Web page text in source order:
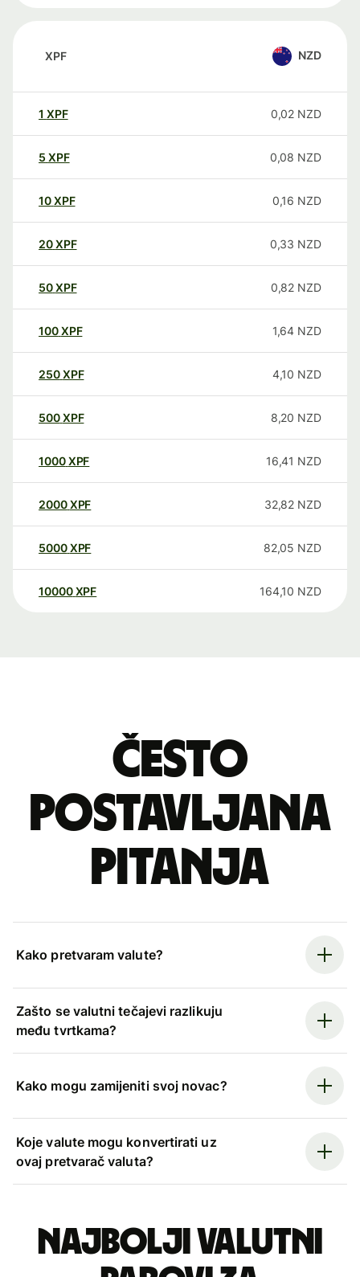
XPF NZD
1 XPF 0,02 NZD
5 XPF 0,08 NZD
10XPF 0,16 NZD
20XPF 0,33 NZD
50XPF 0,82 NZD
100XPF 1,64 NZD
250XPF 4,10 NZD
500XPF 8,20 NZD
1000XPF 16,41 NZD
2000XPF 32,82 NZD
5000XPF 82,05 NZD
10000 XPF 164,10 NZD
Često
postavljana
pitanja
Kako pretvaram valute?
Zašto se valutni tečajevi razlikuju
među tvrtkama?
Kako mogu zamijeniti svoj novac?
Koje valute mogu konvertirati uz
ovaj pretvarač valuta?
Najbolji valutni